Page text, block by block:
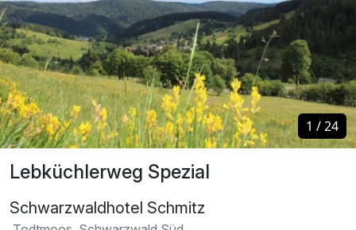
Lebküchlerweg Spezial
Schwarzwaldhotel Schmitz
1 /24
1 /24